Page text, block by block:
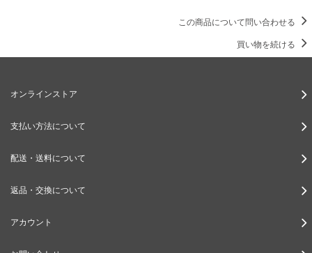
この商品について問い合わせる
買い物を続ける
オンラインストア
支払い方法について
配送・送料について
返品・交換について
アカウント